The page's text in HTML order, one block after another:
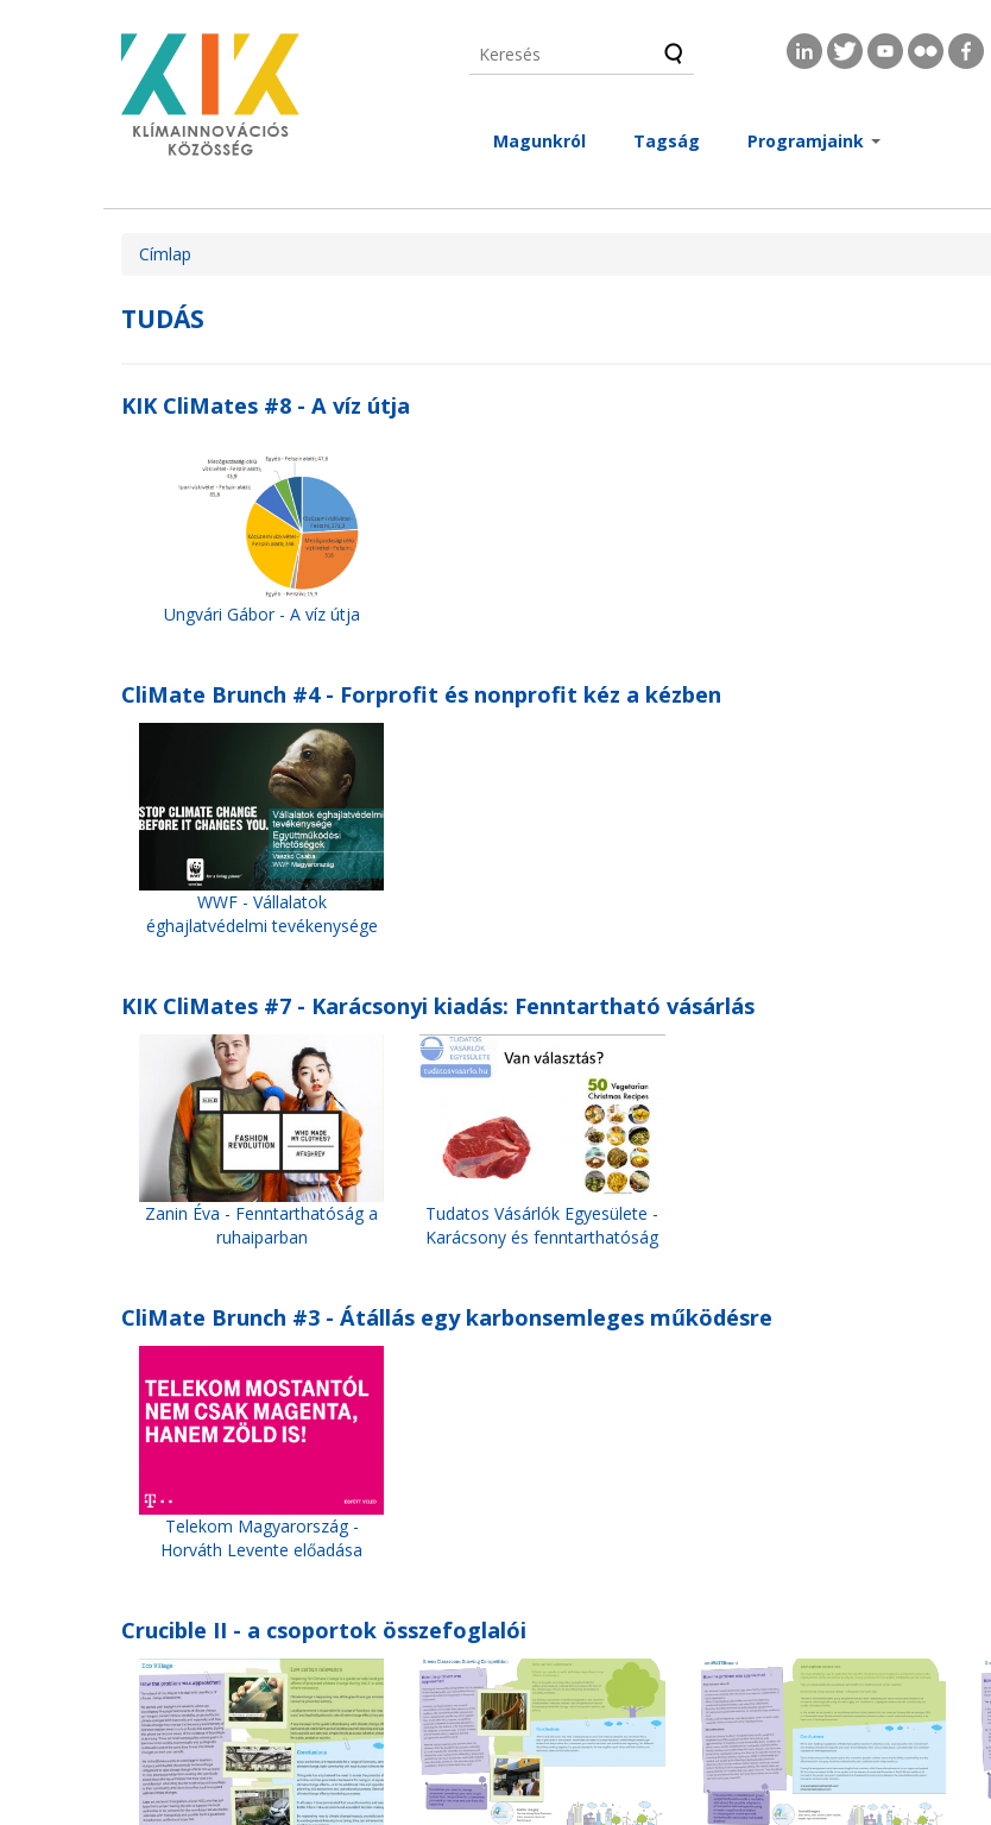
Ugrás a tartalomra Keresés űrlap
Keresés
Magunkról Tagság
felhasználónév
Programjaink
reggelik a KIK-tőlinkubációs programCatapult
Green Alternatives for
European Autonomy
EIT Food - Klímahatás
Vizsgálat Workshop
konfliktuskezelésLabsstartup programokprogramok
Jelenlegi hely
Címlap
TUDÁS
KIK CliMates #8 - A víz útja
Ungvári Gábor - A víz útja
CliMate Brunch #4 - Forprofit és nonprofit kéz a kézben
WWF - Vállalatok
éghajlatvédelmi tevékenysége
KIK CliMates #7 - Karácsonyi kiadás: Fenntartható vásárlás
Zanin Éva - Fenntarthatóság a
ruhaiparban
Tudatos Vásárlók Egyesülete -
Karácsony és fenntarthatóság
CliMate Brunch #3 - Átállás egy karbonsemleges működésre
Telekom Magyarország -
Horváth Levente előadása
Crucible II - a csoportok összefoglalói